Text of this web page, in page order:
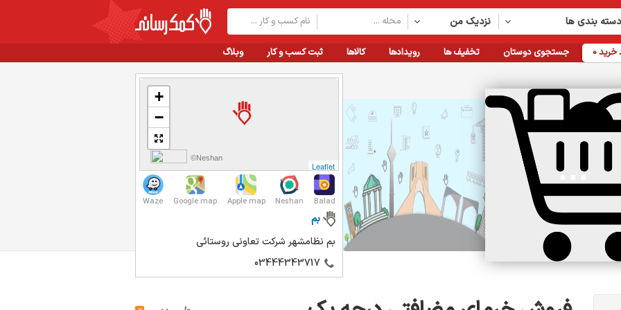
نزدیک من بندی ها
وبلاگ ثبت کسب و کار کالاها رویدادها تخفیف ها جستجوی دوستان خرید0
+
−
Leaflet
©Neshan
Balad
Neshan
Apple map
Google map
Waze
بم
بم نظامشهر شركت تعاوني روستائي
03444343717